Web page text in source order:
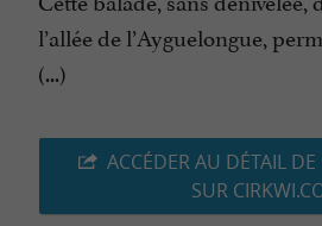
l’allée de l’Ayguelongue,
(...)
ACCÉDER AU DÉTAIL DE
SUR